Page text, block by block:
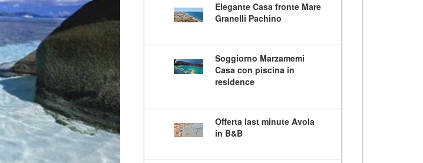
Elegante Casa fronte Mare
Granelli Pachino
Soggiorno Marzamemi
Casa con piscina in
residence
Offerta last minute Avola
in B&B